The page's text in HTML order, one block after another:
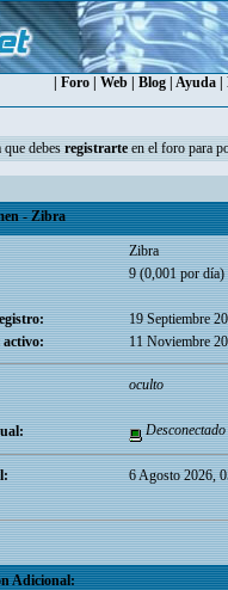
Foro| Web| Blog| Ayuda|
que debes registrarteen el foro para
- Zibra
Zibra
9 (0,001 por día)
19 Septiembre
activo:
11 Noviembre
oculto
Desconectado
6 Agosto 2026,
Adicional: